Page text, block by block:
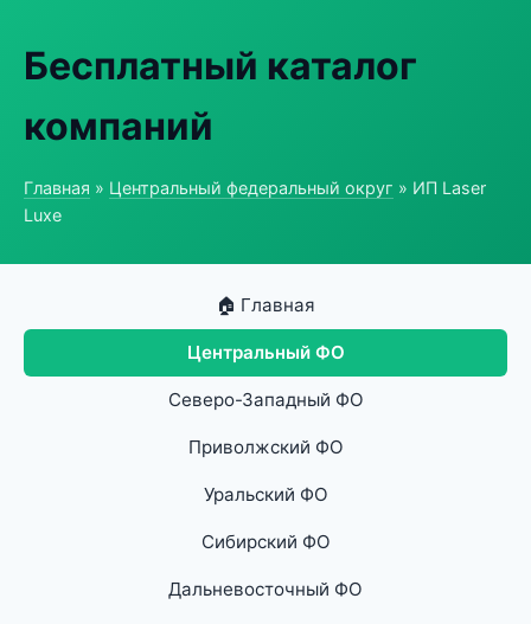
Бесплатный каталог
компаний
Главная » Центральный федеральный округ » ИП Laser
Luxe
🏠 Главная
Центральный ФО
Северо-Западный ФО
Приволжский ФО
Уральский ФО
Сибирский ФО
Дальневосточный ФО